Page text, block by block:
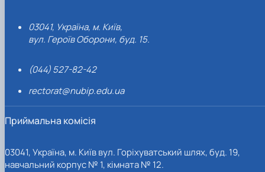
03041, Україна, м. Київ,
вул. Героїв Оборони, буд. 15.
(044) 527-82-42
rectorat@nubip.edu.ua
Приймальна комісія
03041, Україна, м. Київ вул. Горіхуватський шлях, буд. 19,
навчальний корпус № 1, кімната № 12.